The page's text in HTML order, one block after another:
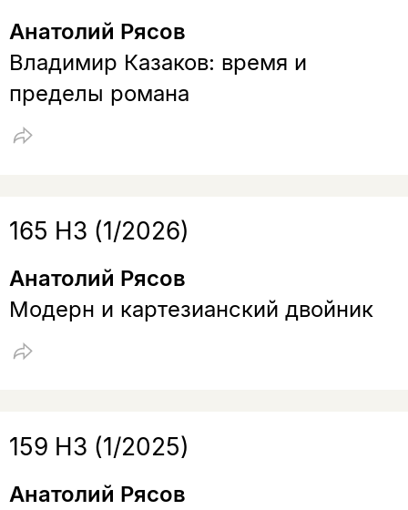
Анатолий Рясов
Владимир Казаков: время и
пределы романа
165 НЗ (1/2026)
Анатолий Рясов
Модерн и картезианский двойник
159 НЗ (1/2025)
Анатолий Рясов